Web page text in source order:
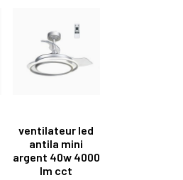
ventilateur led
antila mini
argent 40w 4000
lm cct